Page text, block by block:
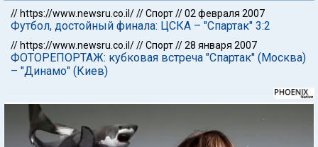
// https://www.newsru.co.il///Спорт//02 февраля 2007
Футбол, достойный финала: ЦСКА – "Спартак" 3:2
// https://www.newsru.co.il///Спорт//28 января 2007
ФОТОРЕПОРТАЖ: кубковая встреча "Спартак" (Москва)
– "Динамо" (Киев)